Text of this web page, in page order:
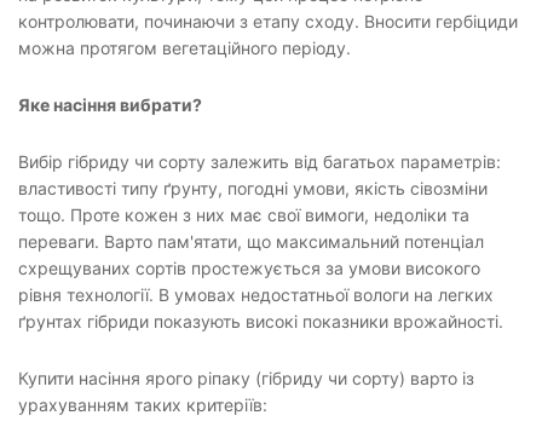
контролювати, починаючи з етапу сходу. Вносити гербіциди
можна протягом вегетаційного періоду.
Яке насіння вибрати?
Вибір гібриду чи сорту залежить від багатьох параметрів:
властивості типу ґрунту, погодні умови, якість сівозміни
тощо. Проте кожен з них має свої вимоги, недоліки та
переваги. Варто пам'ятати, що максимальний потенціал
схрещуваних сортів простежується за умови високого
рівня технології. В умовах недостатньої вологи на легких
ґрунтах гібриди показують високі показники врожайності.
Купити насіння ярого ріпаку (гібриду чи сорту) варто із
урахуванням таких критеріїв: